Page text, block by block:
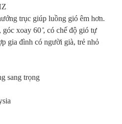
trục giúp luồng gió êm hơn.
xoay 60 ̊, có chế độ gió tự
gia đình có người già, trẻ nhỏ
sang trọng